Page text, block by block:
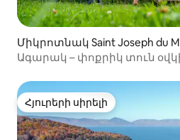
Միկրոտնակ Saint Joseph du
Ագարակ – փոքրիկ տուն
Հյուրերի սիրելի
Հյուրերի սիրելի